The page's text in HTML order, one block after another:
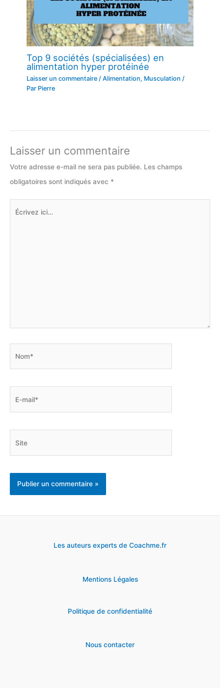
Top 9 sociétés (spécialisées) en
alimentation hyper protéinée
Laisser un commentaire /Alimentation, Musculation /
Par Pierre
Laisser un commentaire
Votre adresse e-mail ne sera pas publiée. Les champs
obligatoires sont indiqués avec *
Les auteurs experts de Coachme.fr
Mentions Légales
Politique de confidentialité
Nous contacter